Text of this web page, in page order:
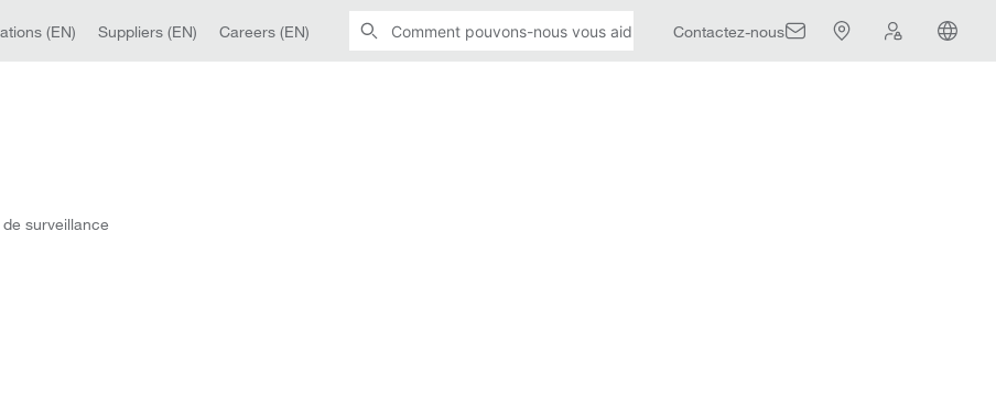
Contactez-nous
(EN) Suppliers (EN) Careers (EN)
surveillance